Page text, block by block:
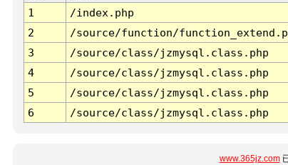
1
/index.php
2
/source/function/
3
/source/class/jzmysql.class.php
4
/source/class/jzmysql.class.php
5
/source/class/jzmysql.class.php
6
/source/class/jzmysql.class.php
www.365jz.com